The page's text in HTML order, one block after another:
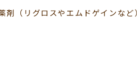
剤（リグロスやエムドゲインな